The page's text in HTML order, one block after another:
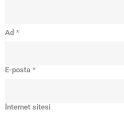
Ad *
E-posta *
İnternet sitesi